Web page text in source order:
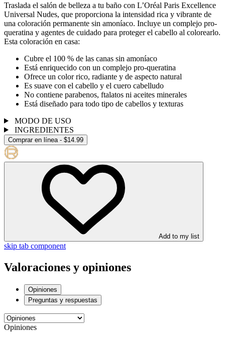
Traslada el salón de belleza a tu baño con L’Oréal Paris Excellence
Universal Nudes, que proporciona la intensidad rica y vibrante de
una coloración permanente sin amoníaco. Incluye un complejo pro-
queratina y agentes de cuidado para proteger el cabello al colorearlo.
Esta coloración en casa:
Cubre el 100 % de las canas sin amoníaco
Está enriquecido con un complejo pro-queratina
Ofrece un color rico, radiante y de aspecto natural
Es suave con el cabello y el cuero cabelludo
No contiene parabenos, ftalatos ni aceites minerales
Está diseñado para todo tipo de cabellos y texturas
MODO DE USO
INGREDIENTES
Comprar en línea - $14.99
Add to my list
skip tab component
Valoraciones y opiniones
Opiniones
Preguntas y respuestas
Opiniones